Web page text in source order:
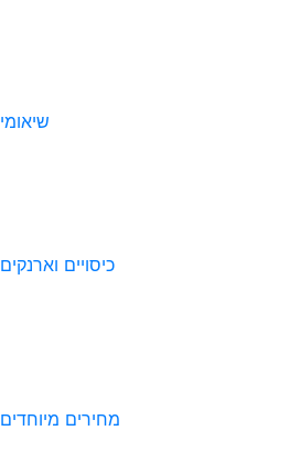
שיאומי
כיסויים וארנקים
מחירים מיוחדים